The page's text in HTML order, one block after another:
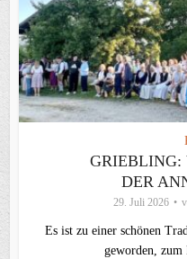
GRIEBLING:
DER
29. Juli 2026
Es ist zu einer schönen
geworden, zum